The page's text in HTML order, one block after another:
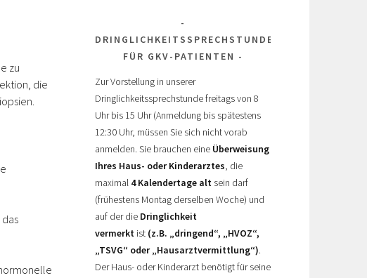
zu
die
DRINGLICHKEITSSPRECHSTUNDE
FÜR GKV-PATIENTEN
Zur Vorstellung in unserer
Dringlichkeitssprechstunde freitags von 8
Uhr bis 15 Uhr (Anmeldung bis spätestens
12:30 Uhr, müssen Sie sich nicht vorab
anmelden. Sie brauchen eine Überweisung
Ihres Haus- oder Kinderarztes, die
maximal 4 Kalendertage alt sein darf
(frühestens Montag derselben Woche) und
auf der die Dringlichkeit
vermerkt ist (z.B. „dringend“, „HVOZ“,
„TSVG“ oder „Hausarztvermittlung“).
Der Haus- oder Kinderarzt benötigt für seine